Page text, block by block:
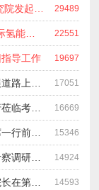
29489
氢20 国际氢能产业(深圳)领袖峰会 暨国际氢能产业链展览会 22551
导工作 19697
17051
市委书记潘群、市政府副市长张荣海一行莅临考察指导工作 16669
市委书记王碧安邀请科谷集团余一平主席一行前往工业转移园考察合作 15346
广东省科技厅专家组一行莅临深圳科谷考察调研“未来能源中心”项目 14924
工信部原副部长杨学山与科谷研究院余院长在第九届中电博览会交流 14593